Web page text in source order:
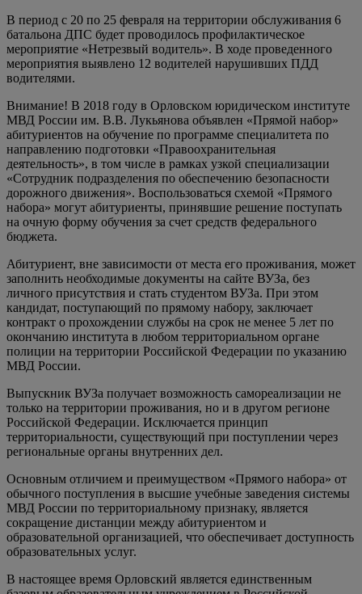
В период с 20 по 25 февраля на территории обслуживания 6
батальона ДПС будет проводилось профилактическое
мероприятие «Нетрезвый водитель». В ходе проведенного
мероприятия выявлено 12 водителей нарушивших ПДД
водителями.
Внимание! В 2018 году в Орловском юридическом институте
МВД России им. В.В. Лукьянова объявлен «Прямой набор»
абитуриентов на обучение по программе специалитета по
направлению подготовки «Правоохранительная
деятельность», в том числе в рамках узкой специализации
«Сотрудник подразделения по обеспечению безопасности
дорожного движения». Воспользоваться схемой «Прямого
набора» могут абитуриенты, принявшие решение поступать
на очную форму обучения за счет средств федерального
бюджета.
Абитуриент, вне зависимости от места его проживания, может
заполнить необходимые документы на сайте ВУЗа, без
личного присутствия и стать студентом ВУЗа. При этом
кандидат, поступающий по прямому набору, заключает
контракт о прохождении службы на срок не менее 5 лет по
окончанию института в любом территориальном органе
полиции на территории Российской Федерации по указанию
МВД России.
Выпускник ВУЗа получает возможность самореализации не
только на территории проживания, но и в другом регионе
Российской Федерации. Исключается принцип
территориальности, существующий при поступлении через
региональные органы внутренних дел.
Основным отличием и преимуществом «Прямого набора» от
обычного поступления в высшие учебные заведения системы
МВД России по территориальному признаку, является
сокращение дистанции между абитуриентом и
образовательной организацией, что обеспечивает доступность
образовательных услуг.
В настоящее время Орловский является единственным